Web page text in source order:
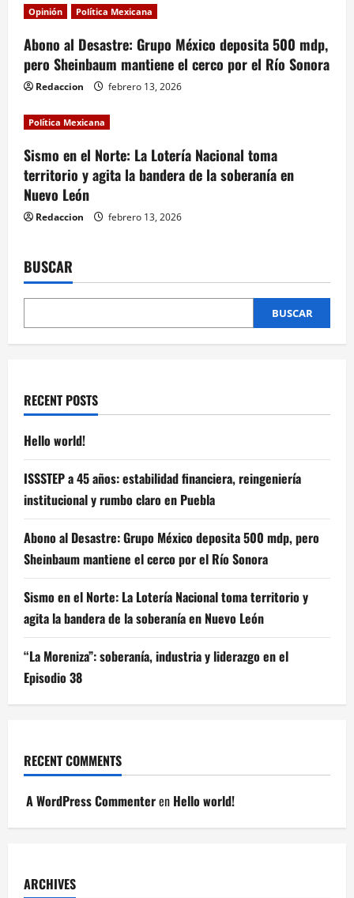
i
o
n
Opinión Política Mexicana
Abono al Desastre: Grupo México deposita 500 mdp,
pero Sheinbaum mantiene el cerco por el Río Sonora
Redaccion febrero 13, 2026
Política Mexicana
Sismo en el Norte: La Lotería Nacional toma
territorio y agita la bandera de la soberanía en
Nuevo León
Redaccion febrero 13, 2026
BUSCAR
BUSCAR
RECENT POSTS
Hello world!
ISSSTEP a 45 años: estabilidad financiera, reingeniería
institucional y rumbo claro en Puebla
Abono al Desastre: Grupo México deposita 500 mdp, pero
Sheinbaum mantiene el cerco por el Río Sonora
Sismo en el Norte: La Lotería Nacional toma territorio y
agita la bandera de la soberanía en Nuevo León
“La Moreniza”: soberanía, industria y liderazgo en el
Episodio 38
RECENT COMMENTS
A WordPress Commenteren Hello world!
ARCHIVES